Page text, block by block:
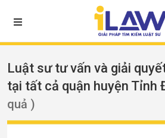
Luật sư tư vấn và giải
tại tất cả quận huyện Tỉnh
quả )